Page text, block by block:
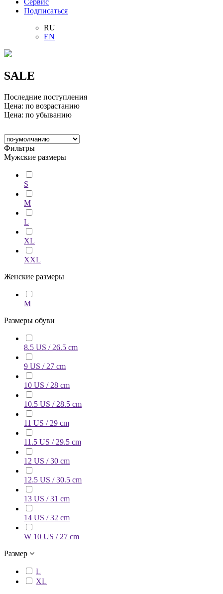
Сервис
Подписаться
RU
EN
SALE
Последние поступления
Цена: по возрастанию
Цена: по убыванию
Фильтры
Мужские размеры
S
M
L
XL
XXL
Женские размеры
M
Размеры обуви
8.5 US / 26.5 cm
9 US / 27 cm
10 US / 28 cm
10.5 US / 28.5 cm
11 US / 29 cm
11.5 US / 29.5 cm
12 US / 30 cm
12.5 US / 30.5 cm
13 US / 31 cm
14 US / 32 cm
W 10 US / 27 cm
Размер
L
XL